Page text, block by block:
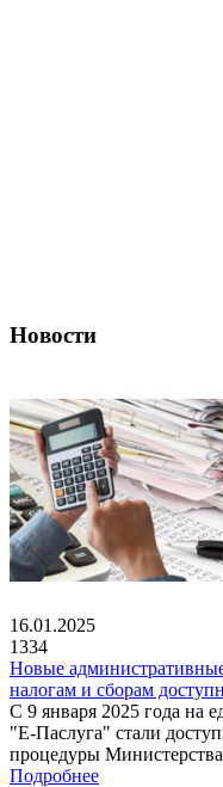
Новости
16.01.2025
1334
Новые
налогам и сборам
С 9 января 2025 года на
"Е-Паслуга" стали
процедуры
Подробнее